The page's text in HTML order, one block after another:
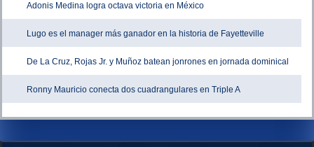
Adonis Medina logra octava victoria en México
Lugo es el manager más ganador en la historia de Fayetteville
De La Cruz, Rojas Jr. y Muñoz batean jonrones en jornada dominical
Ronny Mauricio conecta dos cuadrangulares en Triple A